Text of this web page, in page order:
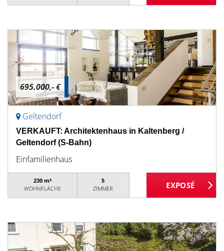
695.000,- €
Geltendorf
VERKAUFT: Architektenhaus in Kaltenberg /
Geltendorf (S-Bahn)
Einfamilienhaus
230 m²
WOHNFLÄCHE
5
ZIMMER